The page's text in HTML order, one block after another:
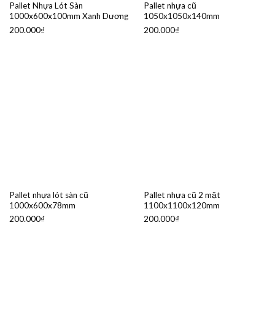
Pallet Nhựa Lót Sàn
1000x600x100mm Xanh Dương
200.000₫
Pallet nhựa cũ
1050x1050x140mm
200.000₫
Pallet nhựa lót sàn cũ
1000x600x78mm
200.000₫
Pallet nhựa cũ 2 mặt
1100x1100x120mm
200.000₫